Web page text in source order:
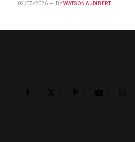
02/07/2026 BY WATSON AUDIBERT